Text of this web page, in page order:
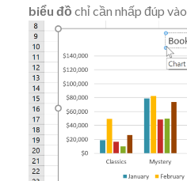
biểu đồ chỉ cần nhấp đúp vào